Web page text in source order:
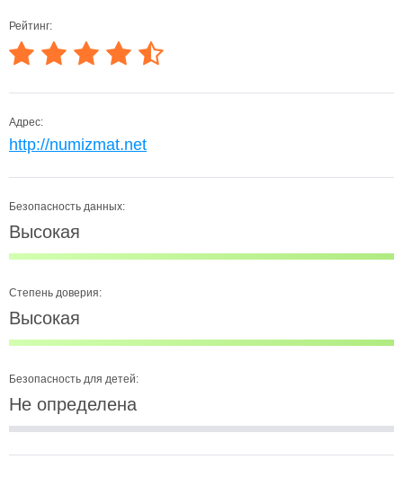
Рейтинг:
Адрес:
http://numizmat.net
Безопасность данных:
Высокая
Степень доверия:
Высокая
Безопасность для детей:
Не определена